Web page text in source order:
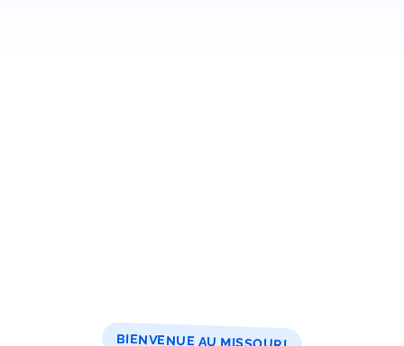
BIENVENUE AU MISSOURI